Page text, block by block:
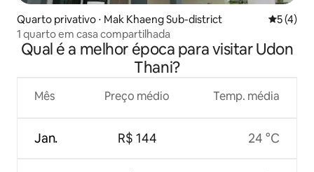
Quarto privativo ⋅ Mak Khaeng Sub-district 5 de
5 (4)
1 quarto em casa compartilhada
Qual é a melhor época para visitar Udon
Thani?
Mês
Jan.
Preço médio
R$ 144
Temp. média
24 °C